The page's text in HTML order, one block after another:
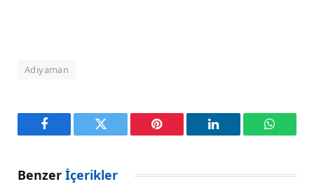
Adıyaman
Facebook Twitter Pinterest LinkedIn
Benzer İçerikler